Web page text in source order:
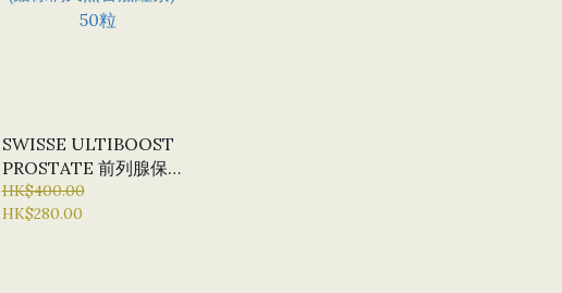
SWISSE ULTIBOOST
PROSTATE 前列腺保健
(鋸棕櫚天然番茄紅素) X
50粒
HK$400.00
HK$280.00